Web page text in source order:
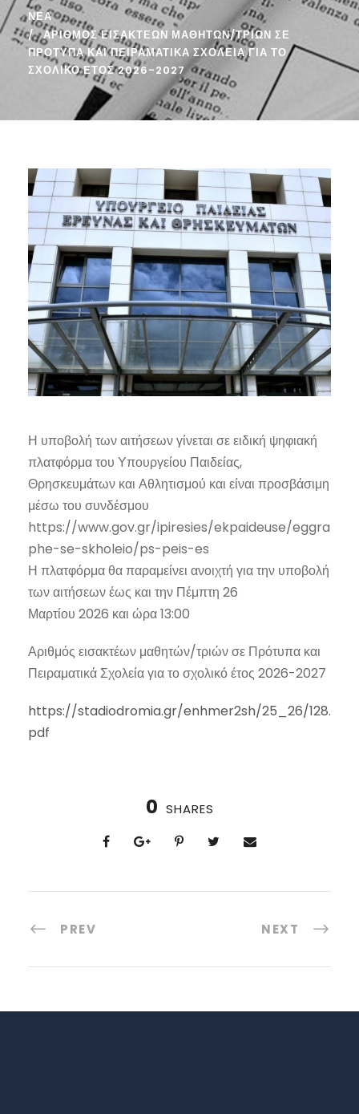
ΝΈΑ
ΑΡΙΘΜΌΣ ΕΙΣΑΚΤΈΩΝ ΜΑΘΗΤΏΝ/ΤΡΙΏΝ ΣΕ
ΠΡΌΤΥΠΑ ΚΑΙ ΠΕΙΡΑΜΑΤΙΚΆ ΣΧΟΛΕΊΑ ΓΙΑ ΤΟ
ΣΧΟΛΙΚΌ ΈΤΟΣ 2026-2027
Η υποβολή των αιτήσεων γίνεται σε ειδική ψηφιακή
πλατφόρμα του Υπουργείου Παιδείας,
Θρησκευμάτων και Αθλητισμού και είναι προσβάσιμη
μέσω του συνδέσμου
https://www.gov.gr/ipiresies/ekpaideuse/eggra
phe-se-skholeio/ps-peis-es
Η πλατφόρμα θα παραμείνει ανοιχτή για την υποβολή
των αιτήσεων έως και την Πέμπτη 26
Μαρτίου 2026 και ώρα 13:00
Αριθμός εισακτέων μαθητών/τριών σε Πρότυπα και
Πειραματικά Σχολεία για το σχολικό έτος 2026-2027
https://stadiodromia.gr/enhmer2sh/25_26/128.
pdf
0 SHARES
PREV NEXT